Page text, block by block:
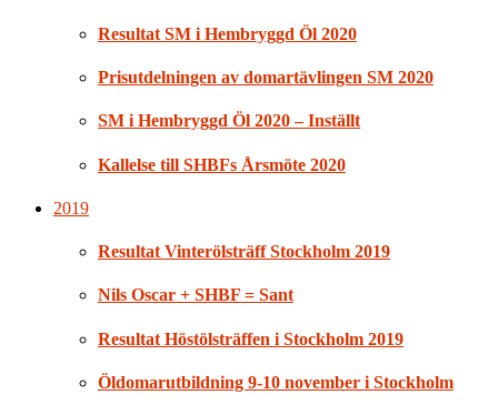
Resultat SM i Hembryggd Öl 2020
Prisutdelningen av domartävlingen SM 2020
SM i Hembryggd Öl 2020 – Inställt
Kallelse till SHBFs Årsmöte 2020
2019
Resultat Vinterölsträff Stockholm 2019
Nils Oscar + SHBF = Sant
Resultat Höstölsträffen i Stockholm 2019
Öldomarutbildning 9-10 november i Stockholm